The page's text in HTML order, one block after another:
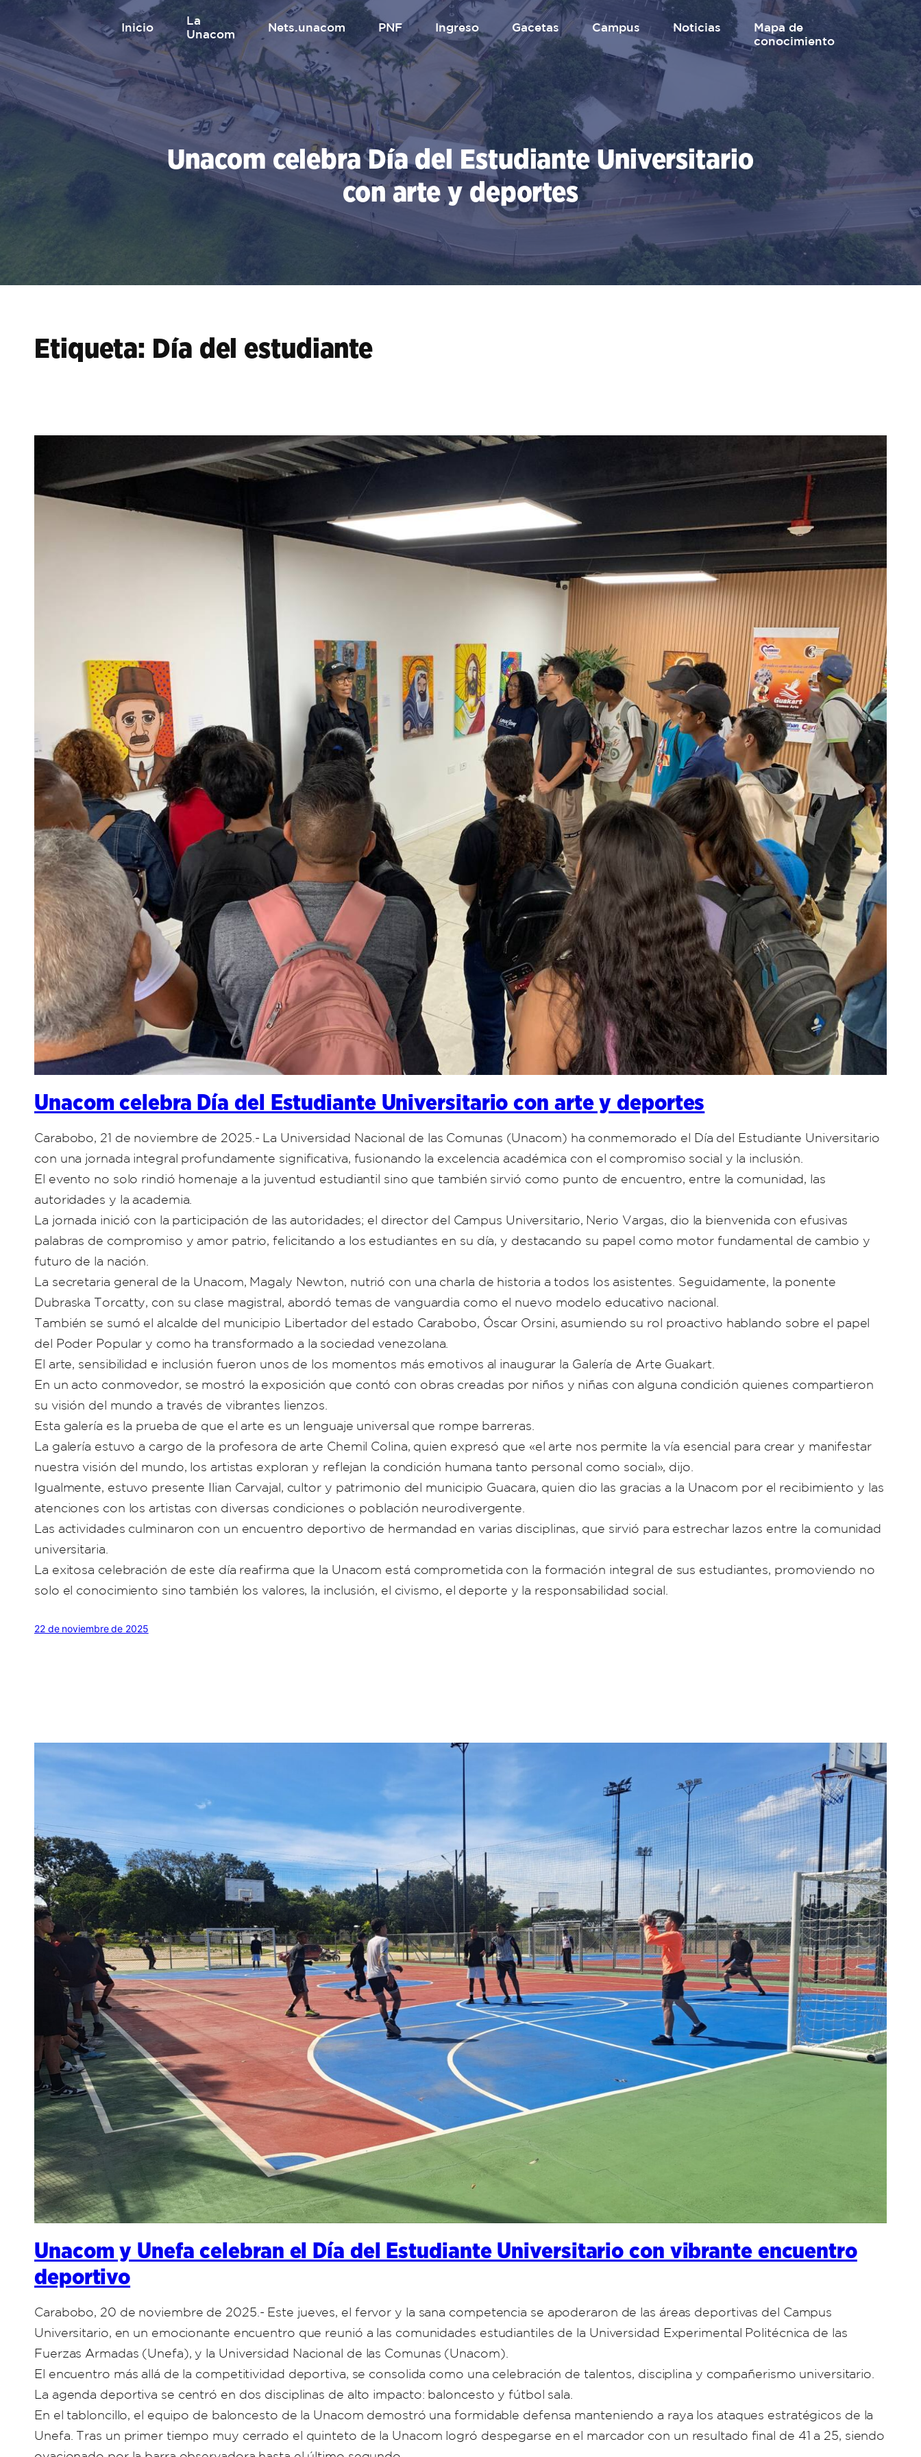
contenido
inicio
La
Unacom
nets.unacom PNF Ingreso gacetas Campus Noticias
mapa de
conocimiento
Unacom celebra Día del Estudiante Universitario
con arte y deportes
Etiqueta: Día del estudiante
Unacom celebra Día del Estudiante Universitario con arte y deportes
Carabobo, 21 de noviembre de 2025.- La Universidad Nacional de las Comunas (Unacom) ha conmemorado el Día del Estudiante Universitario
con una jornada integral profundamente significativa, fusionando la excelencia académica con el compromiso social y la inclusión.
El evento no solo rindió homenaje a la juventud estudiantil sino que también sirvió como punto de encuentro, entre la comunidad, las
autoridades y la academia.
La jornada inició con la participación de las autoridades; el director del Campus Universitario, Nerio Vargas, dio la bienvenida con efusivas
palabras de compromiso y amor patrio, felicitando a los estudiantes en su día, y destacando su papel como motor fundamental de cambio y
futuro de la nación.
La secretaria general de la Unacom, Magaly Newton, nutrió con una charla de historia a todos los asistentes. Seguidamente, la ponente
Dubraska Torcatty, con su clase magistral, abordó temas de vanguardia como el nuevo modelo educativo nacional.
También se sumó el alcalde del municipio Libertador del estado Carabobo, Óscar Orsini, asumiendo su rol proactivo hablando sobre el papel
del Poder Popular y como ha transformado a la sociedad venezolana.
El arte, sensibilidad e inclusión fueron unos de los momentos más emotivos al inaugurar la Galería de Arte Guakart.
En un acto conmovedor, se mostró la exposición que contó con obras creadas por niños y niñas con alguna condición quienes compartieron
su visión del mundo a través de vibrantes lienzos.
Esta galería es la prueba de que el arte es un lenguaje universal que rompe barreras.
La galería estuvo a cargo de la profesora de arte Chemil Colina, quien expresó que «el arte nos permite la vía esencial para crear y manifestar
nuestra visión del mundo, los artistas exploran y reflejan la condición humana tanto personal como social», dijo.
Igualmente, estuvo presente Ilian Carvajal, cultor y patrimonio del municipio Guacara, quien dio las gracias a la Unacom por el recibimiento y las
atenciones con los artistas con diversas condiciones o población neurodivergente.
Las actividades culminaron con un encuentro deportivo de hermandad en varias disciplinas, que sirvió para estrechar lazos entre la comunidad
universitaria.
La exitosa celebración de este día reafirma que la Unacom está comprometida con la formación integral de sus estudiantes, promoviendo no
solo el conocimiento sino también los valores, la inclusión, el civismo, el deporte y la responsabilidad social.
22 de noviembre de 2025
Unacom y Unefa celebran el Día del Estudiante Universitario con vibrante encuentro
deportivo
Carabobo, 20 de noviembre de 2025.- Este jueves, el fervor y la sana competencia se apoderaron de las áreas deportivas del Campus
Universitario, en un emocionante encuentro que reunió a las comunidades estudiantiles de la Universidad Experimental Politécnica de las
Fuerzas Armadas (Unefa), y la Universidad Nacional de las Comunas (Unacom).
El encuentro más allá de la competitividad deportiva, se consolida como una celebración de talentos, disciplina y compañerismo universitario.
La agenda deportiva se centró en dos disciplinas de alto impacto: baloncesto y fútbol sala.
En el tabloncillo, el equipo de baloncesto de la Unacom demostró una formidable defensa manteniendo a raya los ataques estratégicos de la
Unefa. Tras un primer tiempo muy cerrado el quinteto de la Unacom logró despegarse en el marcador con un resultado final de 41 a 25, siendo